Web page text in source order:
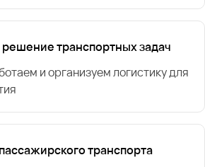
транспортных задач
и организуем логистику для
транспорта